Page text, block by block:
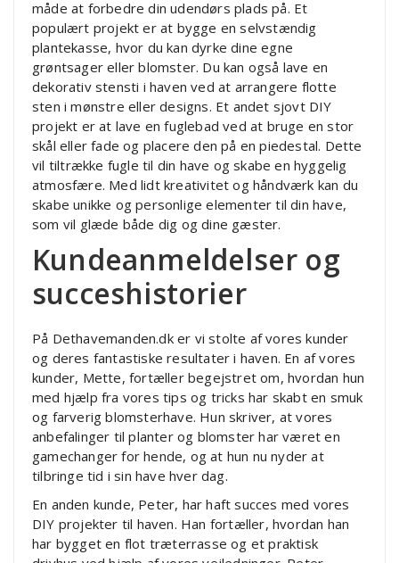
måde at forbedre din udendørs plads på. Et
populært projekt er at bygge en selvstændig
plantekasse, hvor du kan dyrke dine egne
grøntsager eller blomster. Du kan også lave en
dekorativ stensti i haven ved at arrangere flotte
sten i mønstre eller designs. Et andet sjovt DIY
projekt er at lave en fuglebad ved at bruge en stor
skål eller fade og placere den på en piedestal. Dette
vil tiltrække fugle til din have og skabe en hyggelig
atmosfære. Med lidt kreativitet og håndværk kan du
skabe unikke og personlige elementer til din have,
som vil glæde både dig og dine gæster.
Kundeanmeldelser og
succeshistorier
På Dethavemanden.dk er vi stolte af vores kunder
og deres fantastiske resultater i haven. En af vores
kunder, Mette, fortæller begejstret om, hvordan hun
med hjælp fra vores tips og tricks har skabt en smuk
og farverig blomsterhave. Hun skriver, at vores
anbefalinger til planter og blomster har været en
gamechanger for hende, og at hun nu nyder at
tilbringe tid i sin have hver dag.
En anden kunde, Peter, har haft succes med vores
DIY projekter til haven. Han fortæller, hvordan han
har bygget en flot træterrasse og et praktisk